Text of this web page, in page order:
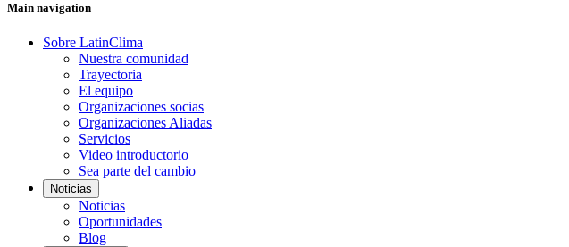
Main navigation
Sobre LatinClima
Nuestra comunidad
Trayectoria
El equipo
Organizaciones socias
Organizaciones Aliadas
Servicios
Video introductorio
Sea parte del cambio
Noticias
Noticias
Oportunidades
Blog